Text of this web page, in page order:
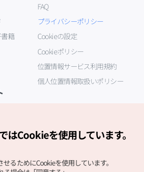
籍
FAQ
プライバシーポリシー
Cookieの設定
Cookieポリシー
位置情報サービス利用規約
個人位置情報取扱いポリシー
はCookieを使用しています。
るためにCookieを使用しています。